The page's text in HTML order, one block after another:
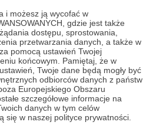
i możesz ją wycofać w
gdzie jest także
dostępu, sprostowania,
przetwarzania danych, a także w
pomocą ustawień Twojej
końcowym. Pamiętaj, że w
Twoje dane będą mogły być
odbiorców danych z państw
Europejskiego Obszaru
szczegółowe informacje na
danych w tym celów
się w naszej polityce prywatności.
Radio 357
profil autora